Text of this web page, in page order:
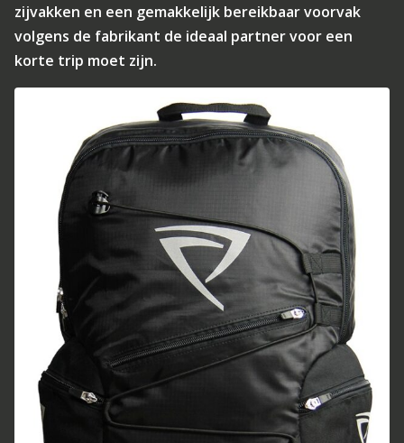
zijvakken en een gemakkelijk bereikbaar voorvak
volgens de fabrikant de ideaal partner voor een
korte trip moet zijn.